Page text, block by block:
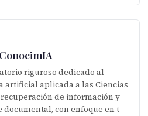
riguroso dedicado al
artificial aplicada a las Ciencias
de información y
con enfoque en t